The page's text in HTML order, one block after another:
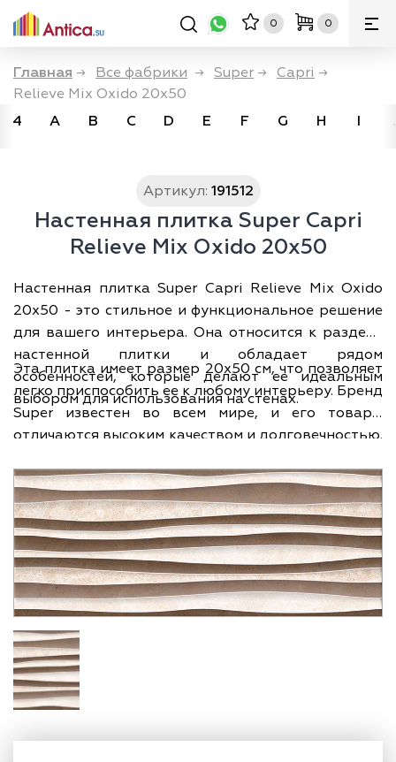
0 0
Главная → Все фабрики → Super → Capri →
Relieve Mix Oxido 20x50
4
A B C D E F G H I
Артикул: 191512
Настенная плитка Super Capri
Relieve Mix Oxido 20x50
Настенная плитка Super Capri Relieve Mix Oxido
20x50 - это стильное и функциональное решение
для вашего интерьера. Она относится к разделу
настенной плитки и обладает рядом
особенностей, которые делают ее идеальным
выбором для использования на стенах.
Эта плитка имеет размер 20х50 см, что позволяет
легко приспособить ее к любому интерьеру. Бренд
Super известен во всем мире, и его товары
отличаются высоким качеством и долговечностью.
говорит о его репутации и авторитете на рынке.